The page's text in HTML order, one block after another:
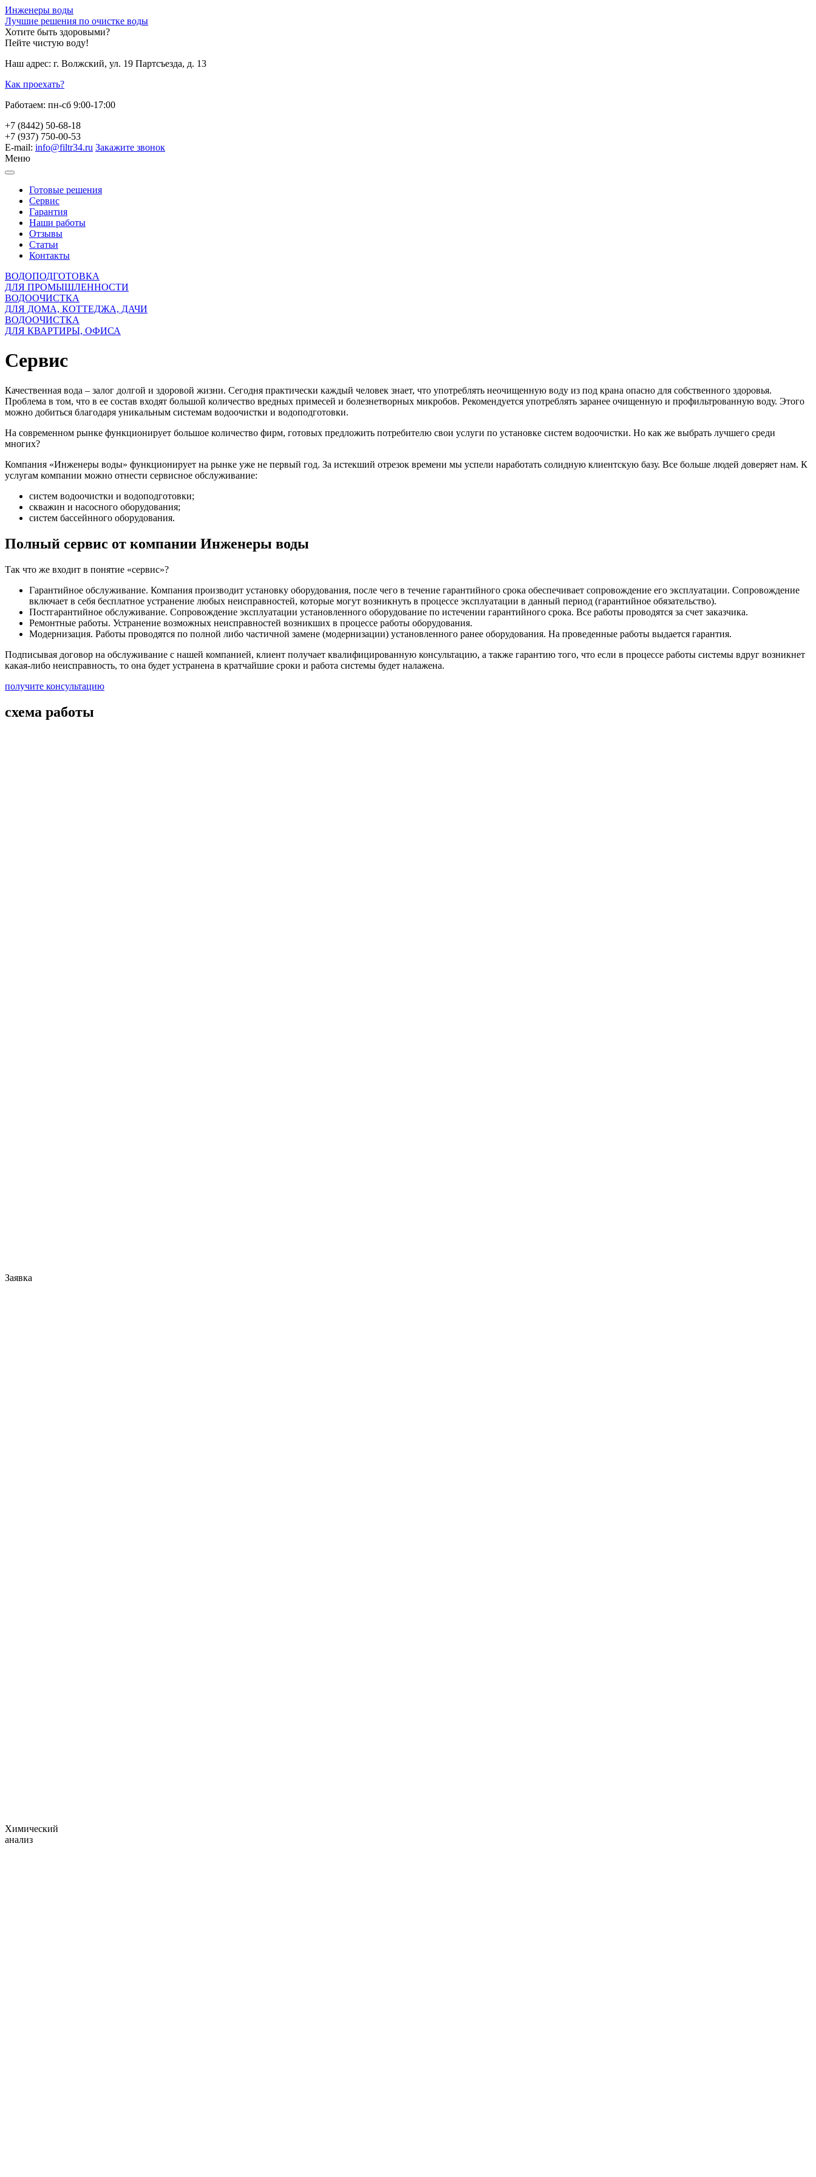
Инженеры воды
Лучшие решения по очистке воды
Хотите быть здоровыми?
Пейте чистую воду!
Наш адрес: г. Волжский, ул. 19 Партсъезда, д. 13
Как проехать?
Работаем: пн-сб 9:00-17:00
+7 (8442) 50-68-18
+7 (937) 750-00-53
E-mail: info@filtr34.ru Закажите звонок
Меню
Готовые решения
Сервис
Гарантия
Наши работы
Отзывы
Статьи
Контакты
ВОДОПОДГОТОВКА
ДЛЯ ПРОМЫШЛЕННОСТИ
ВОДООЧИСТКА
ДЛЯ ДОМА, КОТТЕДЖА, ДАЧИ
ВОДООЧИСТКА
ДЛЯ КВАРТИРЫ, ОФИСА
Сервис
Качественная вода – залог долгой и здоровой жизни. Сегодня практически каждый человек знает, что употреблять неочищенную воду из под крана опасно для собственного здоровья.
Проблема в том, что в ее состав входят большой количество вредных примесей и болезнетворных микробов. Рекомендуется употреблять заранее очищенную и профильтрованную воду. Этого
можно добиться благодаря уникальным системам водоочистки и водоподготовки.
На современном рынке функционирует большое количество фирм, готовых предложить потребителю свои услуги по установке систем водоочистки. Но как же выбрать лучшего среди
многих?
Компания «Инженеры воды» функционирует на рынке уже не первый год. За истекший отрезок времени мы успели наработать солидную клиентскую базу. Все больше людей доверяет нам. К
услугам компании можно отнести сервисное обслуживание:
систем водоочистки и водоподготовки;
скважин и насосного оборудования;
систем бассейнного оборудования.
Полный сервис от компании Инженеры воды
Так что же входит в понятие «сервис»?
Гарантийное обслуживание. Компания производит установку оборудования, после чего в течение гарантийного срока обеспечивает сопровождение его эксплуатации. Сопровождение
включает в себя бесплатное устранение любых неисправностей, которые могут возникнуть в процессе эксплуатации в данный период (гарантийное обязательство).
Постгарантийное обслуживание. Сопровождение эксплуатации установленного оборудование по истечении гарантийного срока. Все работы проводятся за счет заказчика.
Ремонтные работы. Устранение возможных неисправностей возникших в процессе работы оборудования.
Модернизация. Работы проводятся по полной либо частичной замене (модернизации) установленного ранее оборудования. На проведенные работы выдается гарантия.
Подписывая договор на обслуживание с нашей компанией, клиент получает квалифицированную консультацию, а также гарантию того, что если в процессе работы системы вдруг возникнет
какая-либо неисправность, то она будет устранена в кратчайшие сроки и работа системы будет налажена.
получите консультацию
схема работы
Заявка
Химический
анализ